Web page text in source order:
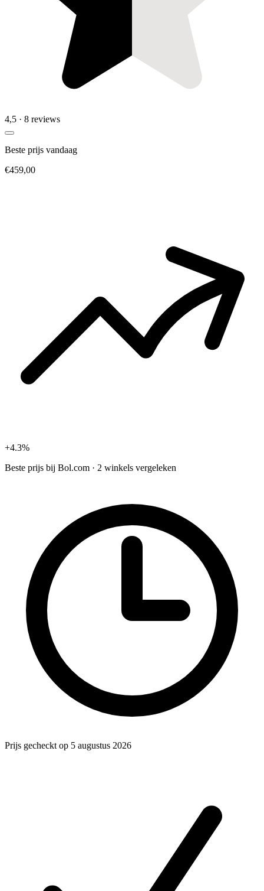
4,5 · 8 reviews
Beste prijs vandaag
€459,00
+4.3%
Beste prijs bij Bol.com · 2 winkels vergeleken
Prijs gecheckt op 5 augustus 2026